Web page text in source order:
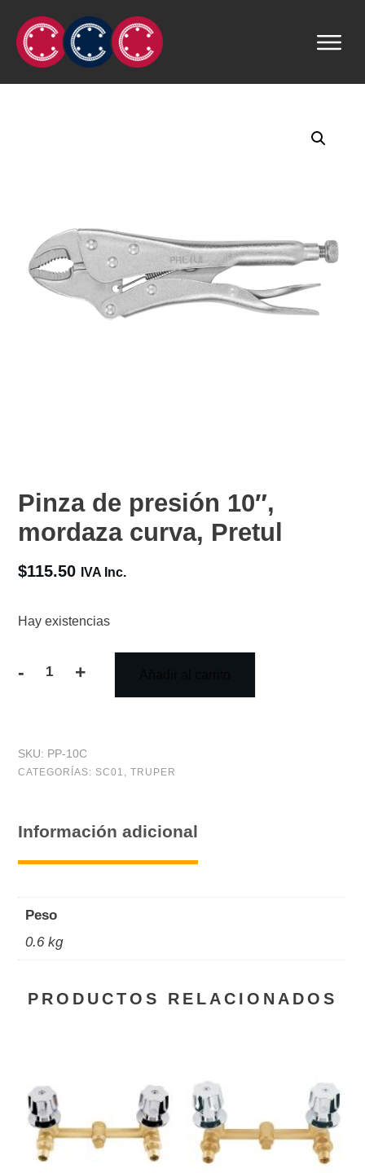
Pinza de presión 10″,
mordaza curva, Pretul
$115.50 IVA Inc.
Hay existencias
-
10",
curva,
+
SKU: PP-10C
CATEGORÍAS: SC01 , TRUPER
Información adicional
Peso
0.6 kg
PRODUCTOS RELACIONADOS